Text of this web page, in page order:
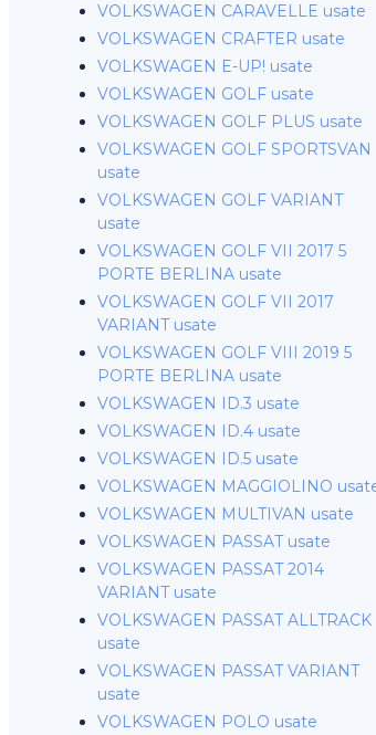
VOLKSWAGEN CARAVELLE usate
VOLKSWAGEN CRAFTER usate
VOLKSWAGEN E-UP! usate
VOLKSWAGEN GOLF usate
VOLKSWAGEN GOLF PLUS usate
VOLKSWAGEN GOLF SPORTSVAN
usate
VOLKSWAGEN GOLF VARIANT
usate
VOLKSWAGEN GOLF VII 2017 5
PORTE BERLINA usate
VOLKSWAGEN GOLF VII 2017
VARIANT usate
VOLKSWAGEN GOLF VIII 2019 5
PORTE BERLINA usate
VOLKSWAGEN ID.3 usate
VOLKSWAGEN ID.4 usate
VOLKSWAGEN ID.5 usate
VOLKSWAGEN MAGGIOLINO
VOLKSWAGEN MULTIVAN usate
VOLKSWAGEN PASSAT usate
VOLKSWAGEN PASSAT 2014
VARIANT usate
VOLKSWAGEN PASSAT ALLTRACK
usate
VOLKSWAGEN PASSAT VARIANT
usate
VOLKSWAGEN POLO usate